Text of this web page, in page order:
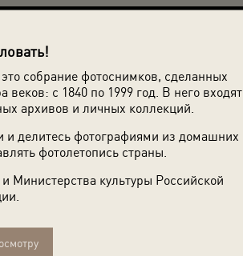
собрание фотоснимков, сделанных
веков: с 1840 по 1999 год. В него входят
архивов и личных коллекций.
и делитесь фотографиями из домашних
фотолетопись страны.
Министерства культуры Российской